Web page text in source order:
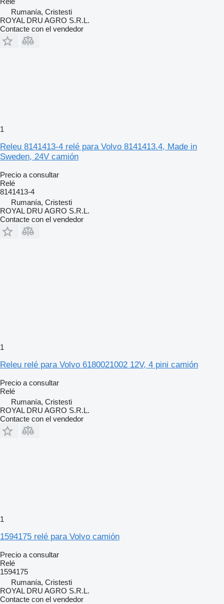
Rumanía, Cristesti
ROYAL DRU AGRO S.R.L.
Contacte con el vendedor
1
Releu 8141413-4 relé para Volvo 8141413.4, Made in
Sweden, 24V camión
Precio a consultar
Relé
8141413-4
Rumanía, Cristesti
ROYAL DRU AGRO S.R.L.
Contacte con el vendedor
1
Releu relé para Volvo 6180021002 12V, 4 pini camión
Precio a consultar
Relé
Rumanía, Cristesti
ROYAL DRU AGRO S.R.L.
Contacte con el vendedor
1
1594175 relé para Volvo camión
Precio a consultar
Relé
1594175
Rumanía, Cristesti
ROYAL DRU AGRO S.R.L.
Contacte con el vendedor